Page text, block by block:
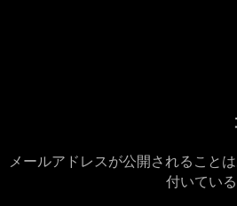
メールアドレスが公開されることは
付いてい